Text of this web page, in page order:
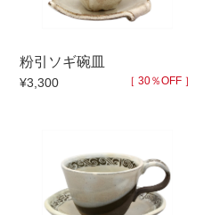
粉引ソギ碗皿
¥3,300 ［ 30％OFF ］